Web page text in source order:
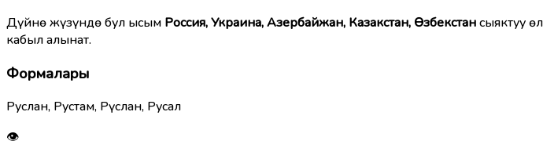
Дүйнө жүзүндө бул ысым Россия, Украина, Азербайжан, Казакстан, Өзбекстансыяктуу
кабыл алынат.
Формалары
Руслан, Рустам, Рүслан, Русал
👁